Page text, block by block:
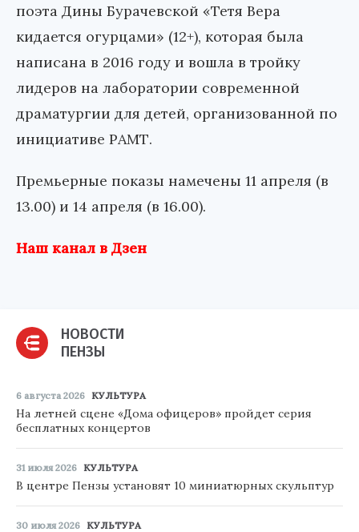
поэта Дины Бурачевской «Тетя Вера
кидается огурцами» (12+), которая была
написана в 2016 году и вошла в тройку
лидеров на лаборатории современной
драматургии для детей, организованной по
инициативе РАМТ.
Премьерные показы намечены 11 апреля (в
13.00) и 14 апреля (в 16.00).
Наш канал в Дзен
НОВОСТИ
ПЕНЗЫ
6 августа 2026 КУЛЬТУРА
На летней сцене «Дома офицеров» пройдет серия
бесплатных концертов
31 июля 2026 КУЛЬТУРА
В центре Пензы установят 10 миниатюрных скульптур
30 июля 2026 КУЛЬТУРА